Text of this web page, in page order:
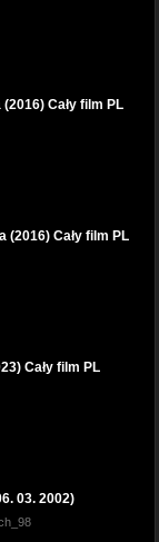
Cały film PL
(2016) Cały film PL
Cały film PL
03. 2002)